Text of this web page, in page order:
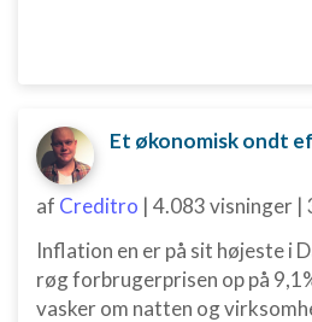
Et økonomisk ondt
af Creditro | 4.083 visninger |
Inflation en er på sit højeste i
røg forbrugerprisen op på
vasker om natten og